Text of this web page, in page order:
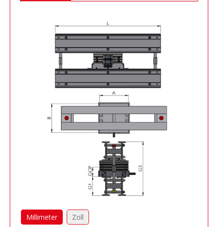
Millimeter Zoll